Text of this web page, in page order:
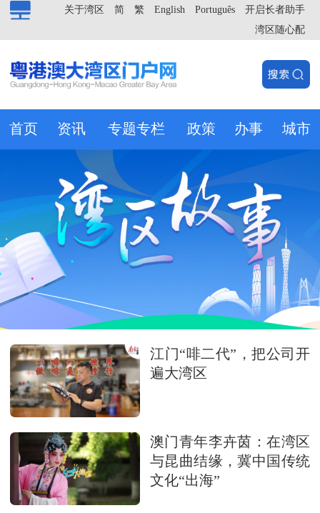
开启长者助手
Português
English
繁
简
关于湾区
湾区随心配
首页 资讯 专题专栏 政策 办事 城市
江门“啡二代”，把公司开
遍大湾区
澳门青年李卉茵：在湾区
与昆曲结缘，冀中国传统
文化“出海”